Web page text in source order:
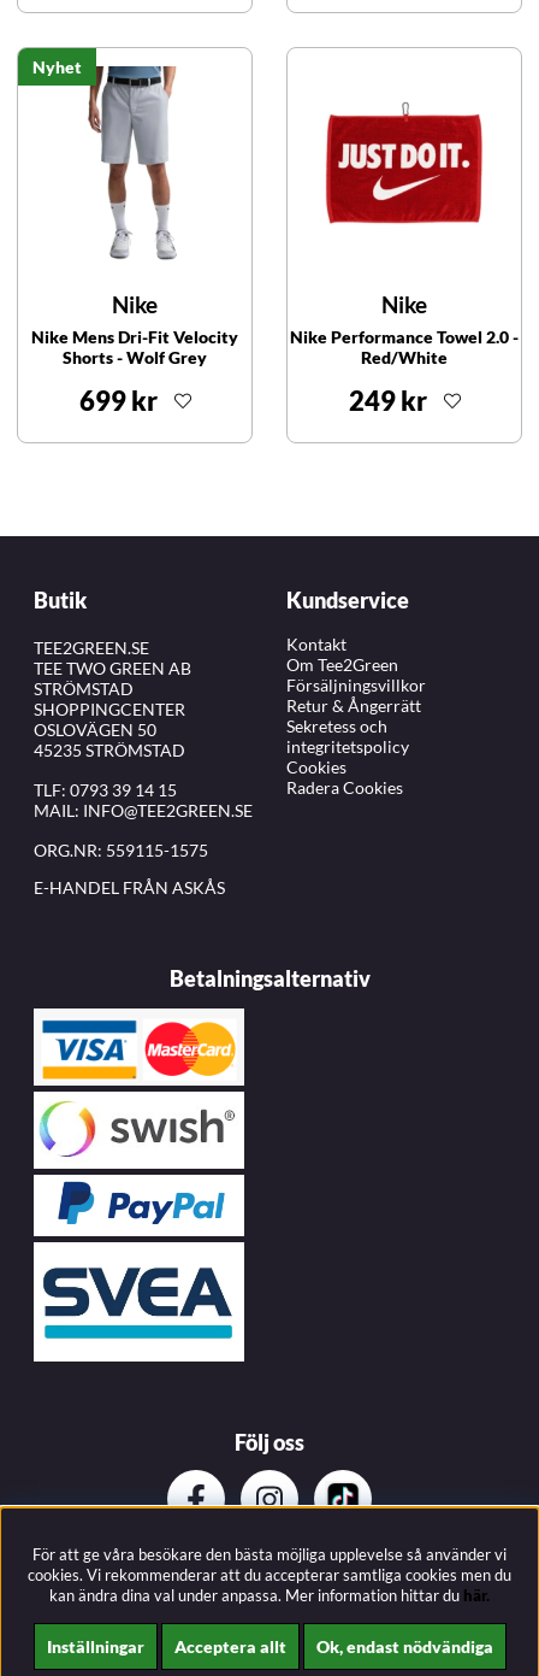
Nyhet
Nike
Nike Mens Dri-Fit Velocity
Shorts - Wolf Grey
699 kr
Nike
Nike Performance Towel 2.0 -
Red/White
249 kr
Butik
TEE2GREEN.SE
TEE TWO GREEN AB
STRÖMSTAD
SHOPPINGCENTER
OSLOVÄGEN 50
45235 STRÖMSTAD
TLF: 0793 39 14 15
MAIL: INFO@TEE2GREEN.SE
ORG.NR: 559115-1575
E-HANDEL FRÅN ASKÅS
Kundservice
Kontakt
Om Tee2Green
Försäljningsvillkor
Retur & Ångerrätt
Sekretess och
integritetspolicy
Cookies
Radera Cookies
Betalningsalternativ
Följ oss
Prenumerera på vårat nyhetsbrev
För att ge våra besökare den bästa möjliga upplevelse så använder vi
cookies. Vi rekommenderar att du accepterar samtliga cookies men du
kan ändra dina val under anpassa. Mer information hittar du här.
Inställningar Acceptera allt Ok, endast nödvändiga